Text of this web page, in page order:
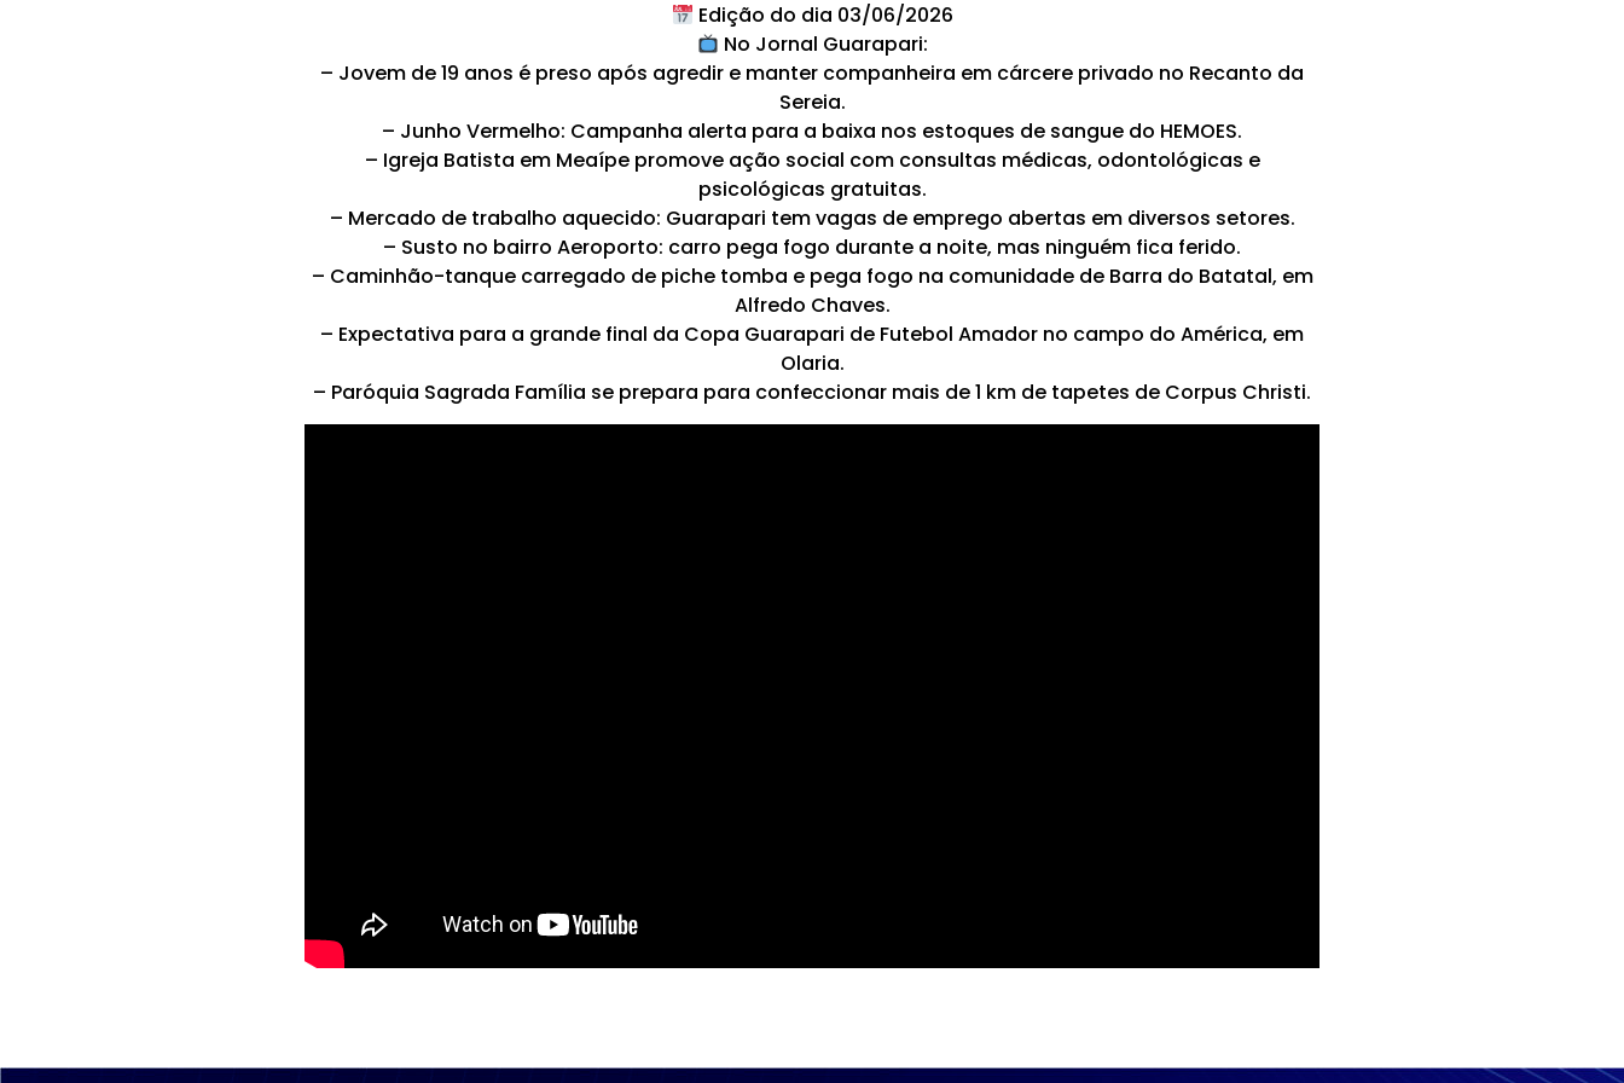
Edição do dia 03/06/2026
No Jornal Guarapari:
– Jovem de 19 anos é preso após agredir e manter companheira em cárcere privado no Recanto da
Sereia.
– Junho Vermelho: Campanha alerta para a baixa nos estoques de sangue do HEMOES.
– Igreja Batista em Meaípe promove ação social com consultas médicas, odontológicas e
psicológicas gratuitas.
– Mercado de trabalho aquecido: Guarapari tem vagas de emprego abertas em diversos setores.
– Susto no bairro Aeroporto: carro pega fogo durante a noite, mas ninguém fica ferido.
– Caminhão-tanque carregado de piche tomba e pega fogo na comunidade de Barra do Batatal, em
Alfredo Chaves.
– Expectativa para a grande final da Copa Guarapari de Futebol Amador no campo do América, em
Olaria.
– Paróquia Sagrada Família se prepara para confeccionar mais de 1 km de tapetes de Corpus Christi.